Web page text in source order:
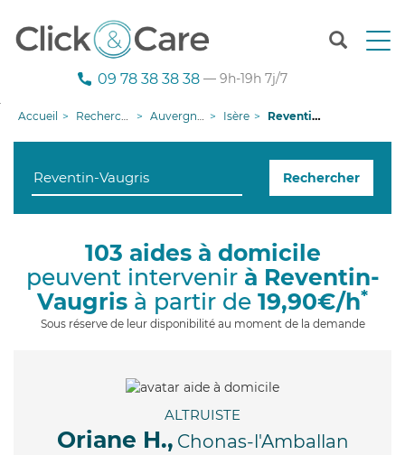
T
n
g
i
09 78 38 38 38 — 9h-19h 7j/7
Accueil Recherche aide à domicile Auvergne-Rhône-Alpes Isère Reventin-Vaugris
Rechercher
103 aides à domicile
peuvent intervenir à Reventin-
Vaugris à partir de 19,90€/h*
Sous réserve de leur disponibilité au moment de la demande
ALTRUISTE
Oriane H., Chonas-l'Amballan